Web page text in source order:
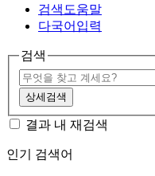
검색도움말
다국어입력
검색
상세검색
결과 내 재검색
인기 검색어